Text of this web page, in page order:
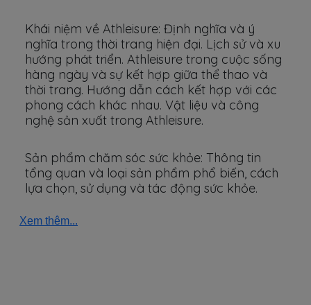
Khái niệm về Athleisure: Định nghĩa và ý
nghĩa trong thời trang hiện đại. Lịch sử và xu
hướng phát triển. Athleisure trong cuộc sống
hàng ngày và sự kết hợp giữa thể thao và
thời trang. Hướng dẫn cách kết hợp với các
phong cách khác nhau. Vật liệu và công
nghệ sản xuất trong Athleisure.
Sản phẩm chăm sóc sức khỏe: Thông tin
tổng quan và loại sản phẩm phổ biến, cách
lựa chọn, sử dụng và tác động sức khỏe.
Xem thêm...